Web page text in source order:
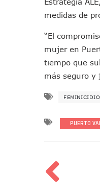
medidas de
“El
mujer en
tiempo que
más seguro y
PUERTO